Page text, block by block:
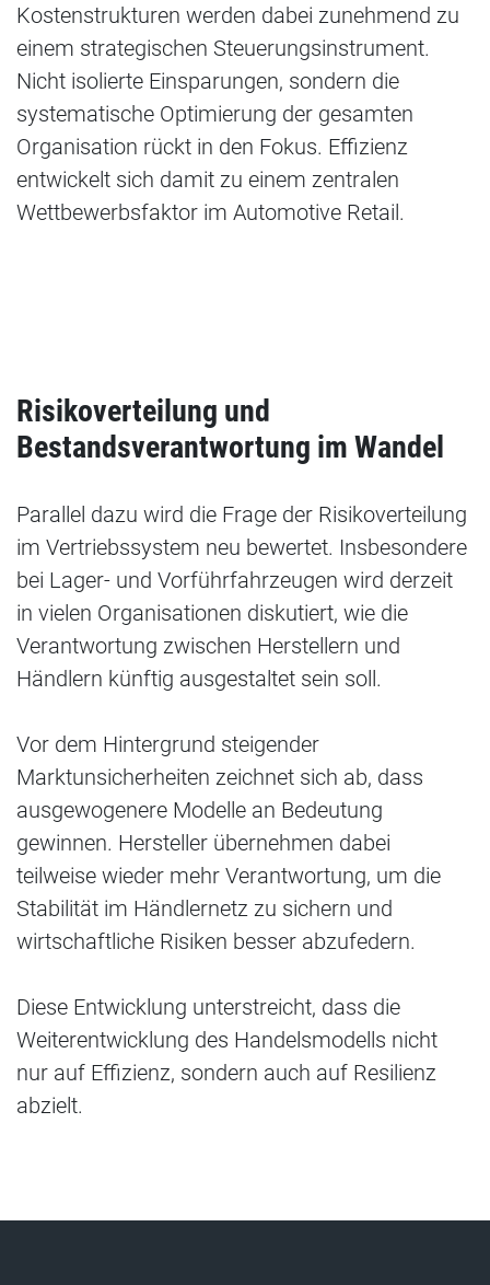
Kostenstrukturen werden dabei zunehmend zu
einem strategischen Steuerungsinstrument.
Nicht isolierte Einsparungen, sondern die
systematische Optimierung der gesamten
Organisation rückt in den Fokus. Effizienz
entwickelt sich damit zu einem zentralen
Wettbewerbsfaktor im Automotive Retail.
Risikoverteilung und
Bestandsverantwortung im Wandel
Parallel dazu wird die Frage der Risikoverteilung
im Vertriebssystem neu bewertet. Insbesondere
bei Lager- und Vorführfahrzeugen wird derzeit
in vielen Organisationen diskutiert, wie die
Verantwortung zwischen Herstellern und
Händlern künftig ausgestaltet sein soll.
Vor dem Hintergrund steigender
Marktunsicherheiten zeichnet sich ab, dass
ausgewogenere Modelle an Bedeutung
gewinnen. Hersteller übernehmen dabei
teilweise wieder mehr Verantwortung, um die
Stabilität im Händlernetz zu sichern und
wirtschaftliche Risiken besser abzufedern.
Diese Entwicklung unterstreicht, dass die
Weiterentwicklung des Handelsmodells nicht
nur auf Effizienz, sondern auch auf Resilienz
abzielt.